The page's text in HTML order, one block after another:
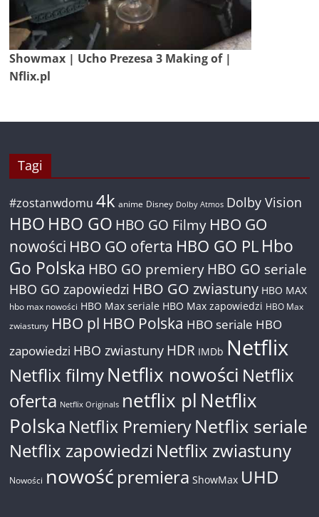
Showmax | Ucho Prezesa 3 Making of |
Nflix.pl
Tagi
#zostanwdomu 4k anime Disney Dolby Atmos Dolby Vision
HBO HBO GO HBO GO Filmy HBO GO
nowości HBO GO oferta HBO GO PL Hbo
Go Polska HBO GO premiery HBO GO seriale
HBO GO zapowiedzi HBO GO zwiastuny HBO MAX
hbo max nowości HBO Max seriale HBO Max zapowiedzi HBO Max
zwiastuny HBO pl HBO Polska HBO seriale HBO
zapowiedzi HBO zwiastuny HDR IMDb Netflix
Netflix filmyNetflix nowości Netflix
oferta Netflix Originals netflix pl Netflix
Polska Netflix PremieryNetflix seriale
Netflix zapowiedzi Netflix zwiastuny
Nowości nowość premiera ShowMax UHD